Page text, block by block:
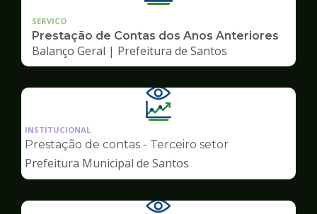
SERVICO
Prestação de Contas dos Anos Anteriores
Balanço Geral | Prefeitura de Santos
Ilustração
da
pagina
de
Transparência
INSTITUCIONAL
Prestação de contas - Terceiro setor
Prefeitura Municipal de Santos